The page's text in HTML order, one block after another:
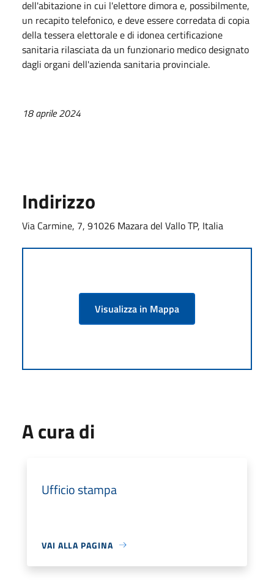
dell'abitazione in cui l'elettore dimora e, possibilmente,
un recapito telefonico, e deve essere corredata di copia
della tessera elettorale e di idonea certificazione
sanitaria rilasciata da un funzionario medico designato
dagli organi dell'azienda sanitaria provinciale.
18 aprile 2024
Indirizzo
Via Carmine, 7, 91026 Mazara del Vallo TP, Italia
Visualizza in Mappa
A cura di
Ufficio stampa
VAI ALLA PAGINA